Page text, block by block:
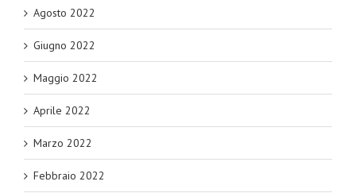
Agosto 2022
Giugno 2022
Maggio 2022
Aprile 2022
Marzo 2022
Febbraio 2022